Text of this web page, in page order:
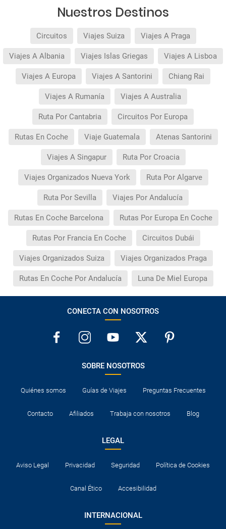
Quedan excluidos los productos de terceros de
esta promoción.Nuestros Destinos
Circuitos Viajes Suiza Viajes A Praga
Viajes A Albania Viajes Islas Griegas Viajes A Lisboa
Viajes A Europa Viajes A Santorini Chiang Rai
Viajes A Rumanía Viajes A Australia
Ruta Por Cantabria Circuitos Por Europa
Rutas En Coche Viaje Guatemala Atenas Santorini
Viajes A Singapur Ruta Por Croacia
Viajes Organizados Nueva York Ruta Por Algarve
Ruta Por Sevilla Viajes Por Andalucía
Rutas En Coche Barcelona Rutas Por Europa En Coche
Rutas Por Francia En Coche Circuitos Dubái
Viajes Organizados Suiza Viajes Organizados Praga
Rutas En Coche Por Andalucía Luna De Miel Europa
CONECTA CON NOSOTROS
SOBRE NOSOTROS
Quiénes somos Guías de Viajes Preguntas Frecuentes
Contacto Afiliados Trabaja con nosotros Blog
LEGAL
Aviso Legal Privacidad Seguridad Política de Cookies
Canal Ético Accesibilidad
INTERNACIONAL